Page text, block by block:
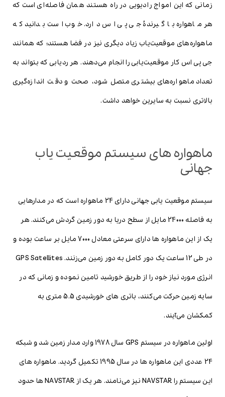
زمانی که این امواج رادیویی در راه هستند همان فاصله‌ای است که
هر ماهواره با گیرندۀ جی پی اس دارد. خوب است بدانید که
ماهواره‌های موقعیت‌یاب زیاد دیگری نیز در فضا هستند؛ که همانند
جی پی اس کار موقعیت‌یابی را انجام می‌دهند. هر ردیابی که بتواند به
تعداد ماهواره‌های بیشتری متصل شود، صحت و دقت اندازه‌گیری
بالاتری نسبت به سایرین خواهد داشت.
ماهواره های سیستم موقعیت یاب
جهانی
سیستم موقعیت یابی جهانی دارای 24 ماهواره است که در مدارهایی
به فاصله 24000 مایل از سطح دریا به دور زمین گردش می‌کنند. هر
یک از این ماهواره ها دارای سرعتی معادل 7000 مایل بر ساعت بوده و
در طی 12 ساعت یک دور کامل به دور زمین می‌زنند. GPS Satellites
انرژی مورد نیاز خود را از طریق خورشید تامین نموده و زمانی که در
سایه زمین حرکت می‌کنند، باتری های خورشیدی 5.5 متری به
کمکشان می‌آیند.
اولین ماهواره در سیستم GPS سال 1978 وارد مدار زمین شد و شبکه
24 عددی این ماهواره ها در سال 1995 تکمیل گردید. ماهواره های
این سیستم را NAVSTAR نیز می‌نامند. هر یک از NAVSTAR ها حدود